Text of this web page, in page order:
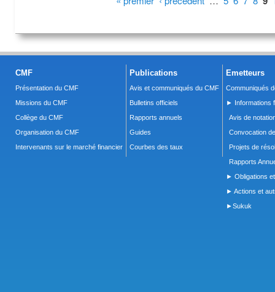
CMF
Présentation du CMF
Missions du CMF
Collège du CMF
Organisation du CMF
Intervenants sur le marché financier
Publications
Avis et communiqués du CMF
Bulletins officiels
Rapports annuels
Guides
Courbes des taux
Emetteurs
Communiqués
► Informations
Avis de
Convocation
Projets de
Rapports
► Obligations
► Actions et
►Sukuk